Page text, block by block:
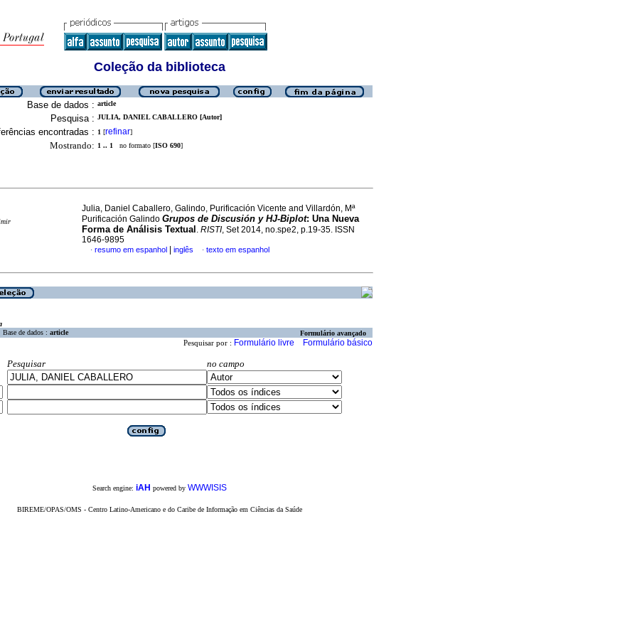
Coleção da biblioteca
Base de dados : article
Pesquisa : JULIA, DANIEL CABALLERO [Autor]
encontradas : 1 [refinar]
Mostrando: 1 .. 1 no formato [ISO 690]
Julia, Daniel Caballero, Galindo, Purificación Vicente and Villardón, Mª
Purificación Galindo Grupos de Discusión y HJ-Biplot: Una Nueva
Forma de Análisis Textual . RISTI, Set 2014, no.spe2, p.19-35. ISSN
1646-9895
· resumo em espanhol inglês · texto em espanhol
Base de dados : article Formulário avançado
Pesquisar por : Formulário livre Formulário básico
Pesquisar
no campo
Search engine: iAH powered by WWWISIS
BIREME/OPAS/OMS - Centro Latino-Americano e do Caribe de Informação em Ciências da Saúde